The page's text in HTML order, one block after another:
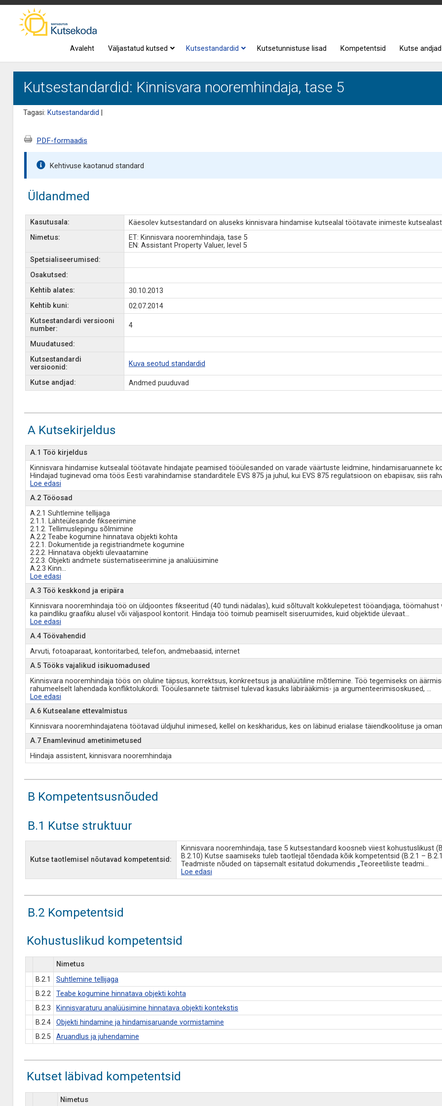
Avaleht Väljastatud kutsed Kutsestandardid Kutsetunnistuse lisad Kompetentsid Kutse andjad
Kutsestandardid: Kinnisvara nooremhindaja, tase 5
Tagasi: Kutsestandardid
PDF-formaadis
Kehtivuse kaotanud standard
Üldandmed
Kasutusala:
Käesolev kutsestandard on aluseks kinnisvara hindamise kutsealal töötavate inimeste
Nimetus:
ET: Kinnisvara nooremhindaja, tase 5
EN: Assistant Property Valuer, level 5
Spetsialiseerumised:
Osakutsed:
Kehtib alates:
30.10.2013
Kehtib kuni:
02.07.2014
Kutsestandardi versiooni
number:
4
Muudatused:
Kutsestandardi
versioonid:
Kuva seotud standardid
Kutse andjad: Andmed puuduvad
A Kutsekirjeldus
A.1 Töö kirjeldus
Kinnisvara hindamise kutsealal töötavate hindajate peamised tööülesanded on varade väärtuste leidmine, hindamisaruannete
Hindajad tuginevad oma töös Eesti varahindamise standarditele EVS 875 ja juhul, kui EVS 875 regulatsioon on ebapiisav, siis
Loe edasi
A.2 Tööosad
A.2.1 Suhtlemine tellijaga
2.1.1. Lähteülesande fikseerimine
2.1.2. Tellimuslepingu sõlmimine
A.2.2 Teabe kogumine hinnatava objekti kohta
2.2.1. Dokumentide ja registriandmete kogumine
2.2.2. Hinnatava objekti ülevaatamine
2.2.3. Objekti andmete süstematiseerimine ja analüüsimine
A.2.3 Kinn...
Loe edasi
A.3 Töö keskkond ja eripära
Kinnisvara nooremhindaja töö on üldjoontes fikseeritud (40 tundi nädalas), kuid sõltuvalt kokkulepetest tööandjaga,
ka paindliku graafiku alusel või väljaspool kontorit. Hindaja töö toimub peamiselt siseruumides, kuid objektide ülevaat...
Loe edasi
A.4 Töövahendid
Arvuti, fotoaparaat, kontoritarbed, telefon, andmebaasid, internet
A.5 Tööks vajalikud isikuomadused
Kinnisvara nooremhindaja töös on oluline täpsus, korrektsus, konkreetsus ja analüütiline mõtlemine. Töö tegemiseks on
rahumeelselt lahendada konfliktolukordi. Tööülesannete täitmisel tulevad kasuks läbirääkimis- ja argumenteerimisoskused, ...
Loe edasi
A.6 Kutsealane ettevalmistus
Kinnisvara nooremhindajatena töötavad üldjuhul inimesed, kellel on keskharidus, kes on läbinud erialase täiendkoolituse ja
A.7 Enamlevinud ametinimetused
Hindaja assistent, kinnisvara nooremhindaja
B Kompetentsusnõuded
B.1 Kutse struktuur
Kutse taotlemisel nõutavad kompetentsid:
Kinnisvara nooremhindaja, tase 5 kutsestandard koosneb viiest kohustuslikust
B.2.10) Kutse saamiseks tuleb taotlejal tõendada kõik kompetentsid (B.2.1 –
Teadmiste nõuded on täpsemalt esitatud dokumendis „Teoreetiliste teadmi...
Loe edasi
B.2 Kompetentsid
Kohustuslikud kompetentsid
Nimetus
B.2.1
Suhtlemine tellijaga
B.2.2
Teabe kogumine hinnatava objekti kohta
B.2.3
Kinnisvaraturu analüüsimine hinnatava objekti kontekstis
B.2.4
Objekti hindamine ja hindamisaruande vormistamine
B.2.5
Aruandlus ja juhendamine
Kutset läbivad kompetentsid
Nimetus